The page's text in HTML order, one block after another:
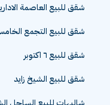
شقق للبيع العاصمة الادارية
شقق للبيع التجمع الخامس
شقق للبيع ٦ اكتوبر
شقق للبيع الشيخ زايد